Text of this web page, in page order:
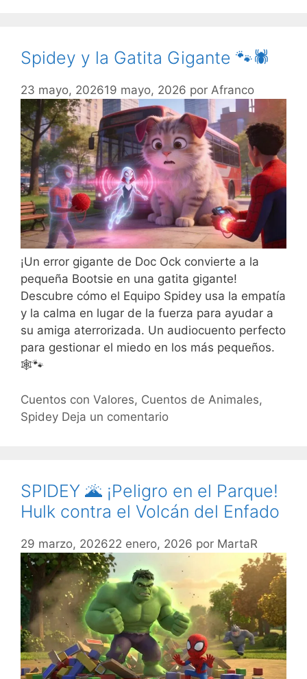
Spidey y la Gatita Gigante 🐾🕷️
23 mayo, 202619 mayo, 2026 por Afranco
¡Un error gigante de Doc Ock convierte a la
pequeña Bootsie en una gatita gigante!
Descubre cómo el Equipo Spidey usa la empatía
y la calma en lugar de la fuerza para ayudar a
su amiga aterrorizada. Un audiocuento perfecto
para gestionar el miedo en los más pequeños.
🕸️🐾
Cuentos con Valores, Cuentos de Animales,
Spidey Deja un comentario
SPIDEY 🌋 ¡Peligro en el Parque!
Hulk contra el Volcán del Enfado
29 marzo, 202622 enero, 2026 por MartaR